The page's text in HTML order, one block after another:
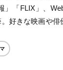
」「FLIX」、
好きな映画や俳